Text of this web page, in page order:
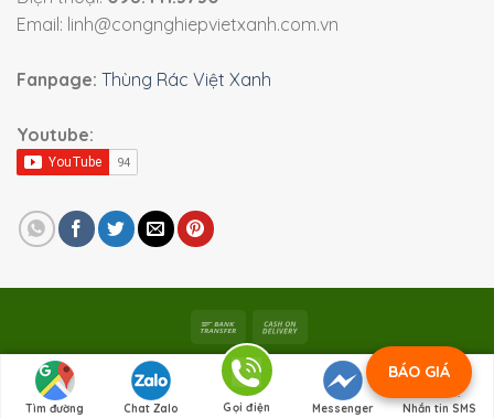
Tìm đường Chat Zalo Gọi điện Messenger Nhắn tin SMS
Email: linh@congnghiepvietxanh.com.vn
Fanpage: Thùng Rác Việt Xanh
Youtube:
BÁO GIÁ
Bản quyền 2026 © Viet Xanh Industry|Thiết bị công
nghiệp Việt